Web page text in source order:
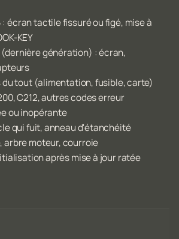
écran tactile fissuré ou figé, mise à
KEY
(dernière génération) : écran,
du tout (alimentation, fusible, carte)
C212, autres codes erreur
ou inopérante
qui fuit, anneau d'étanchéité
arbre moteur, courroie
après mise à jour ratée